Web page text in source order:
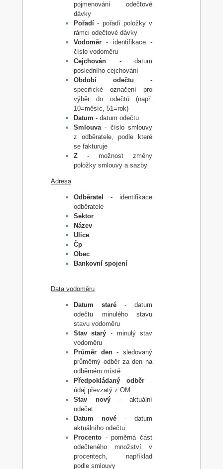
pojmenování odečtové
dávky
Pořadí- pořadí položky v
rámci odečtové dávky
Vodoměr- identifikace -
číslo vodoměru
Cejchován - datum
posledního cejchování
Období odečtu -
specifické označení pro
výběr do odečtů (např.
10=měsíc, 51=rok)
Datum - datum odečtu
Smlouva- číslo smlouvy
z odběratele, podle které
se fakturuje
Z- možnost změny
položky smlouvy a sazby
Adresa
Odběratel - identifikace
odběratele
Sektor
Název
Ulice
Čp
Obec
Bankovní spojení
Data vodoměru
Datum staré- datum
odečtu minulého stavu
stavu vodoměru
Stav starý - minulý stav
vodoměru
Průměr den- sledovaný
průměrný odběr za den na
odběrném místě
Předpokládaný odběr-
údaj převzatý z OM
Stav nový- aktuální
odečet
Datum nové- datum
aktuálního odečtu
Procento - poměrná část
odečteného množství v
procentech, například
podle smlouvy